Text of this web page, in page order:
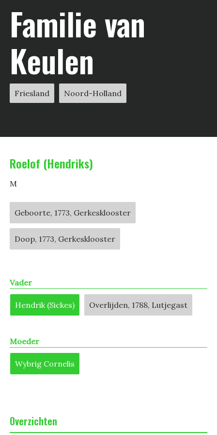
Familie van
Keulen
Friesland Noord-Holland
Roelof (Hendriks)
M
Geboorte, 1773, Gerkesklooster
Doop, 1773, Gerkesklooster
Vader
Hendrik (Sickes) Overlijden, 1788, Lutjegast
Moeder
Wybrig Cornelis
Overzichten